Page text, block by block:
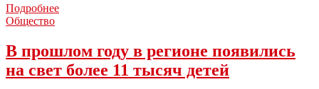
ПодробнееЗа
года
в
Общество
В прошлом году в регионе появились
на свет более 11 тысяч детей